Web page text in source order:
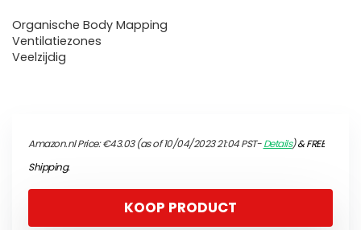
Organische Body Mapping
Ventilatiezones
Veelzijdig
Amazon.nl Price:€43.03(as of 10/04/2023 21:04 PST-Details)&FREE
Shipping.
KOOP PRODUCT